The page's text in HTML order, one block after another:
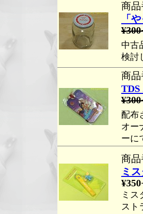
商品
「
中古
検討
商品
TDS
配布
オー
ーに
商品
ミ
ミス
スト